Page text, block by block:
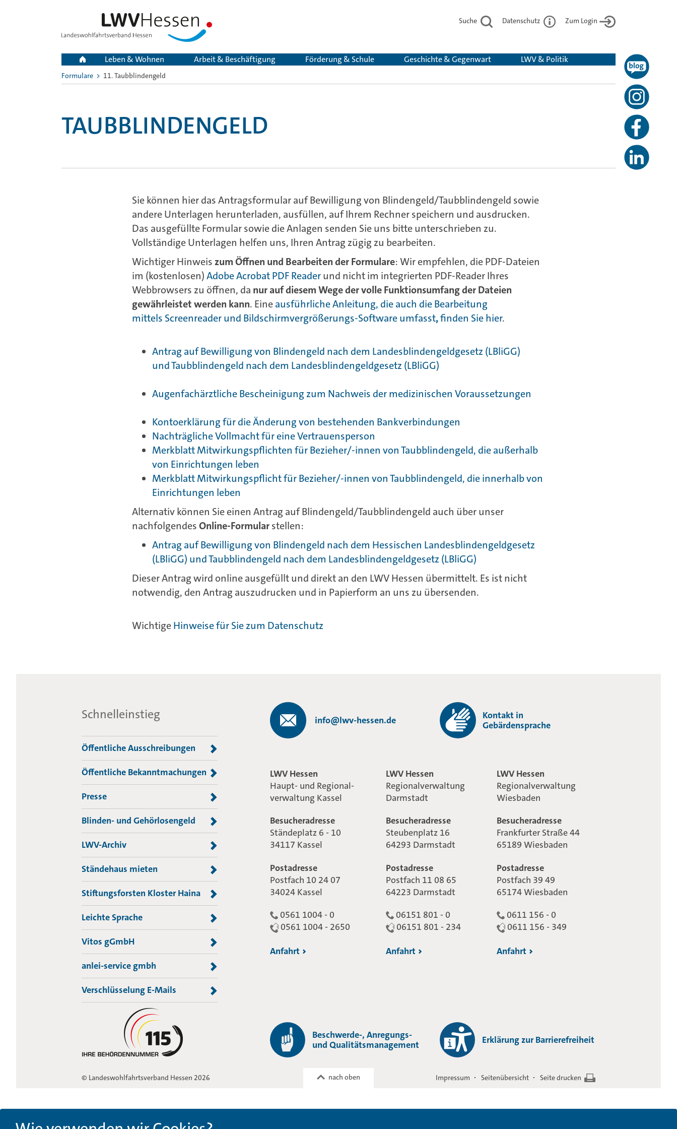
Suche Datenschutz Zum Login
Leben & Wohnen Arbeit & Beschäftigung Förderung & Schule Geschichte & Gegenwart LWV & Politik
Sie
sind
Formulare 11. Taubblindengeld
TAUBBLINDENGELD
Sie können hier das Antragsformular auf Bewilligung von Blindengeld/Taubblindengeld sowie
andere Unterlagen herunterladen, ausfüllen, auf Ihrem Rechner speichern und ausdrucken.
Das ausgefüllte Formular sowie die Anlagen senden Sie uns bitte unterschrieben zu.
Vollständige Unterlagen helfen uns, Ihren Antrag zügig zu bearbeiten.
Wichtiger Hinweis zumÖffnen und Bearbeiten der Formulare: Wir empfehlen, die PDF-Dateien
im (kostenlosen)Adobe Acrobat PDF Readerund nicht im integrierten PDF-Reader Ihres
Webbrowsers zu öffnen, da nur auf diesem Wege der volle Funktionsumfang der Dateien
gewährleistet werden kann. Eineausführliche Anleitung, die auch die Bearbeitung
mittels Screenreader und Bildschirmvergrößerungs-Softwareumfasst,finden Sie hier.
Antrag auf Bewilligung von Blindengeld nach dem Landesblindengeldgesetz (LBliGG)
und Taubblindengeld nach dem Landesblindengeldgesetz (LBliGG)
Augenfachärztliche Bescheinigung zum Nachweis der medizinischen Voraussetzungen
Kontoerklärung für die Änderung von bestehenden Bankverbindungen
Nachträgliche Vollmacht für eine Vertrauensperson
Merkblatt Mitwirkungspflichten für Bezieher/-innen von Taubblindengeld, die außerhalb
von Einrichtungen leben
Merkblatt Mitwirkungspflicht für Bezieher/-innen von Taubblindengeld, die innerhalb von
Einrichtungen leben
Alternativ können Sie einen Antrag auf Blindengeld/Taubblindengeld auch über unser
nachfolgendesOnline-Formularstellen:
Antrag auf Bewilligung von Blindengeld nach dem Hessischen Landesblindengeldgesetz
(LBliGG) und Taubblindengeld nach dem Landesblindengeldgesetz (LBliGG)
Dieser Antrag wird online ausgefüllt und direkt an den LWV Hessen übermittelt. Es ist nicht
notwendig, den Antrag auszudrucken und in Papierform an uns zu übersenden.
WichtigeHinweise für Sie zum Datenschutz
Schnelleinstieg
Öffentliche Ausschreibungen
Öffentliche Bekanntmachungen
Presse
Blinden- und Gehörlosengeld
LWV-Archiv
Ständehaus mieten
Stiftungsforsten Kloster Haina
Leichte Sprache
Vitos gGmbH
anlei-service gmbh
Verschlüsselung E-Mails
info@lwv-hessen.de
Kontakt in
Gebärdensprache
LWV Hessen
Haupt- und Regional-
verwaltung Kassel
Besucheradresse
Ständeplatz 6 - 10
34117 Kassel
Postadresse
Postfach 10 24 07
34024 Kassel
0561 1004 - 0
0561 1004 - 2650
Anfahrt
LWV Hessen
Regionalverwaltung
Darmstadt
Besucheradresse
Steubenplatz 16
64293 Darmstadt
Postadresse
Postfach 11 08 65
64223 Darmstadt
06151 801 - 0
06151 801 - 234
Anfahrt
LWV Hessen
Regionalverwaltung
Wiesbaden
Besucheradresse
Frankfurter Straße 44
65189 Wiesbaden
Postadresse
Postfach 39 49
65174 Wiesbaden
0611 156 - 0
0611 156 - 349
Anfahrt
Beschwerde-, Anregungs-
und Qualitätsmanagement
Erklärung zur Barrierefreiheit
© Landeswohlfahrtsverband Hessen 2026 Impressum Seitenübersicht Seite drucken
nach oben